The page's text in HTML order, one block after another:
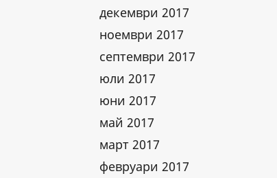
декември 2017
ноември 2017
септември 2017
юли 2017
юни 2017
май 2017
март 2017
февруари 2017